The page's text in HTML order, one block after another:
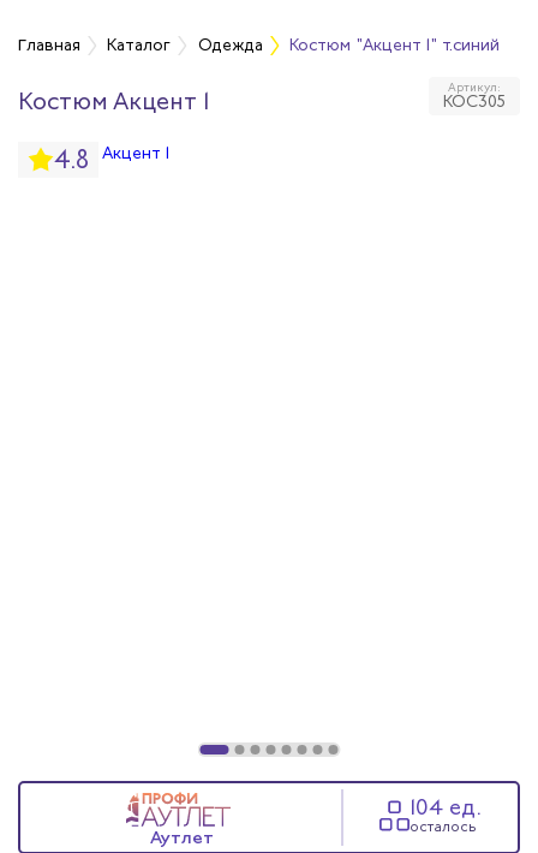
Главная Каталог Одежда Костюм "Акцент 1" т.синий
Костюм Акцент 1 Артикул:
КОС305
4.8
Аутлет
104 ед.
осталось